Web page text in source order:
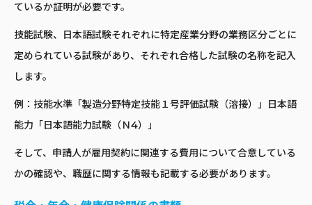
ているか証明が必要です。
技能試験、日本語試験それぞれに特定産業分野の業務区分ごとに
定められている試験があり、それぞれ合格した試験の名称を記入
します。
例：技能水準「製造分野特定技能１号評価試験（溶接）」日本語
能力「日本語能力試験（Ｎ4）」
そして、申請人が雇用契約に関連する費用について合意している
かの確認や、職歴に関する情報も記載する必要があります。